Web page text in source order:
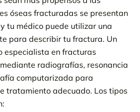
óseas fracturadas se presentan
tu médico puede utilizar una
para describir tu fractura. Un
especialista en fracturas
radiografías, resonancia
computarizada para
tratamiento adecuado. Los tipos